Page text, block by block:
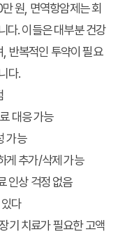
원 , 면역항암제는 회
다. 이들은 대부분건강
, 반복적인 투약이 필요
다.
대응 가능
가능
게 추가/삭제 가능
인상 걱정 없음
다
기 치료가 필요한 고액